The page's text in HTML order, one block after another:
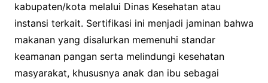
kabupaten/kota melalui Dinas Kesehatan atau
instansi terkait. Sertifikasi ini menjadi jaminan bahwa
makanan yang disalurkan memenuhi standar
keamanan pangan serta melindungi kesehatan
masyarakat, khususnya anak dan ibu sebagai